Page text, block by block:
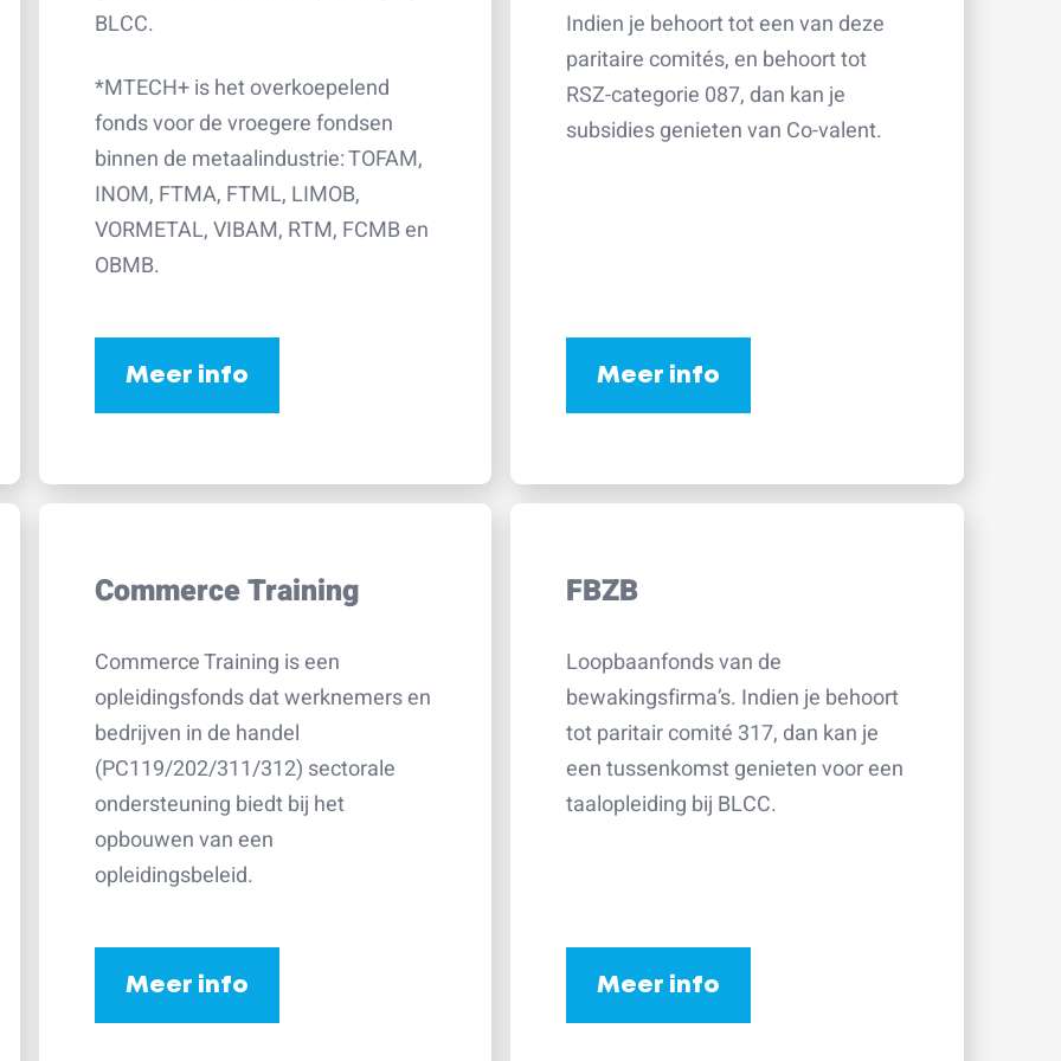
BLCC.
*MTECH+ is het overkoepelend
fonds voor de vroegere fondsen
binnen de metaalindustrie: TOFAM,
INOM, FTMA, FTML, LIMOB,
VORMETAL, VIBAM, RTM, FCMB en
OBMB.
Meer info
Indien je behoort tot een van deze
paritaire comités, en behoort tot
RSZ-categorie 087, dan kan je
subsidies genieten van Co-valent.
Meer info
Commerce Training
Commerce Training is een
opleidingsfonds dat werknemers en
bedrijven in de handel
(PC119/202/311/312) sectorale
ondersteuning biedt bij het
opbouwen van een
opleidingsbeleid.
Meer info
FBZB
Loopbaanfonds van de
bewakingsfirma’s. Indien je behoort
tot paritair comité 317, dan kan je
een tussenkomst genieten voor een
taalopleiding bij BLCC.
Meer info